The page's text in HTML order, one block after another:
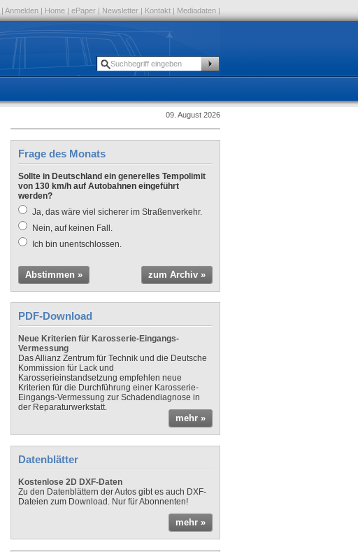
| Anmelden | Home | ePaper | Newsletter | Kontakt | Mediadaten |
09. August 2026
Frage des Monats
Sollte in Deutschland ein generelles Tempolimit
von 130 km/h auf Autobahnen eingeführt
werden?
Ja, das wäre viel sicherer im Straßenverkehr.
Nein, auf keinen Fall.
Ich bin unentschlossen.
Abstimmen » zum Archiv »
PDF-Download
Neue Kriterien für Karosserie-Eingangs-
Vermessung
Das Allianz Zentrum für Technik und die Deutsche
Kommission für Lack und
Karosserieinstandsetzung empfehlen neue
Kriterien für die Durchführung einer Karosserie-
Eingangs-Vermessung zur Schadendiagnose in
der Reparaturwerkstatt.
mehr »
Datenblätter
Kostenlose 2D DXF-Daten
Zu den Datenblättern der Autos gibt es auch DXF-
Dateien zum Download. Nur für Abonnenten!
mehr »